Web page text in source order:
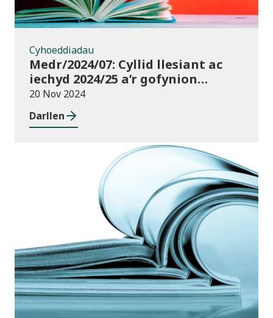
Cyhoeddiadau
Medr/2024/07: Cyllid llesiant ac
iechyd 2024/25 a’r gofynion
monitro
20 Nov 2024
Darllen
Newyddion